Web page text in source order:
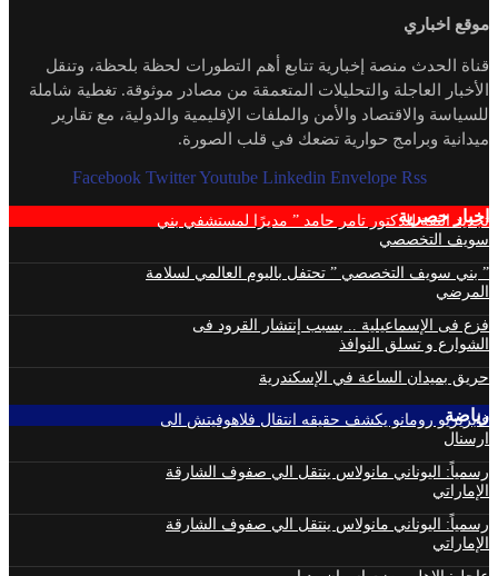
موقع اخباري
قناة الحدث منصة إخبارية تتابع أهم التطورات لحظة بلحظة، وتنقل
الأخبار العاجلة والتحليلات المتعمقة من مصادر موثوقة. تغطية شاملة
للسياسة والاقتصاد والأمن والملفات الإقليمية والدولية، مع تقارير
ميدانية وبرامج حوارية تضعك في قلب الصورة.
Facebook Twitter Youtube Linkedin Envelope Rss
اخبار حصرية
تجديد الثقة للدكتور تامر حامد ” مديرًا لمستشفي بني
سويف التخصصي
” بني سويف التخصصي ” تحتفل باليوم العالمي لسلامة
المرضي
فزع فى الإسماعيلية .. بسبب إنتشار القرود فى
الشوارع و تسلق النوافذ
حريق بميدان الساعة في الإسكندرية
رياضة
فابريزيو رومانو يكشف حقيقه انتقال فلاهوفيتش الى
ارسنال
رسمياً: اليوناني مانولاس ينتقل الي صفوف الشارقة
الإماراتي
رسمياً: اليوناني مانولاس ينتقل الي صفوف الشارقة
الإماراتي